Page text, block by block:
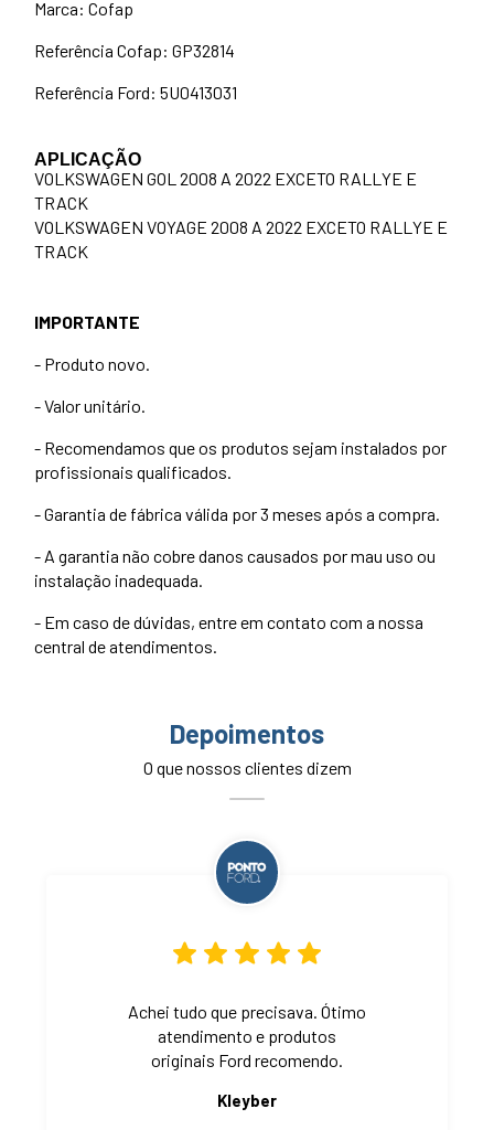
Marca: Cofap
Referência Cofap: GP32814
Referência Ford: 5U0413031
APLICAÇÃO
VOLKSWAGEN GOL 2008 A 2022 EXCETO RALLYE E
TRACK
VOLKSWAGEN VOYAGE 2008 A 2022 EXCETO RALLYE E
TRACK
IMPORTANTE
- Produto novo.
- Valor unitário.
- Recomendamos que os produtos sejam instalados por
profissionais qualificados.
- Garantia de fábrica válida por 3 meses após a compra.
- A garantia não cobre danos causados por mau uso ou
instalação inadequada.
- Em caso de dúvidas, entre em contato com a nossa
central de atendimentos.
Depoimentos
O que nossos clientes dizem
Achei tudo que precisava. Ótimo
atendimento e produtos
originais Ford recomendo.
Kleyber